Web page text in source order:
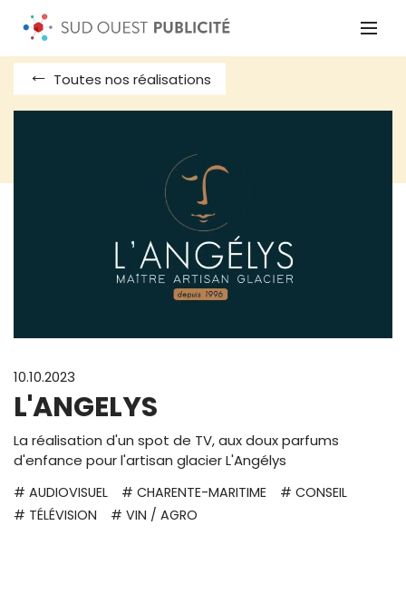
Toutes nos réalisations
10.10.2023
L'ANGELYS
La réalisation d'un spot de TV, aux doux parfums
d'enfance pour l'artisan glacier L'Angélys
# AUDIOVISUEL # CHARENTE-MARITIME
# CONSEIL
# TÉLÉVISION
# VIN / AGRO